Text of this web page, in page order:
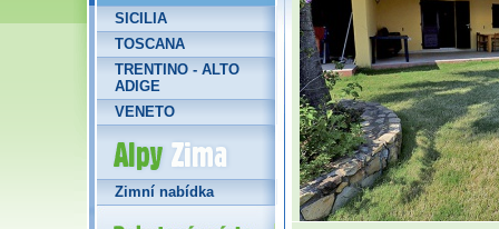
SICILIA
TOSCANA
TRENTINO - ALTO
ADIGE
VENETO
Alpy Zima
Zimní nabídka